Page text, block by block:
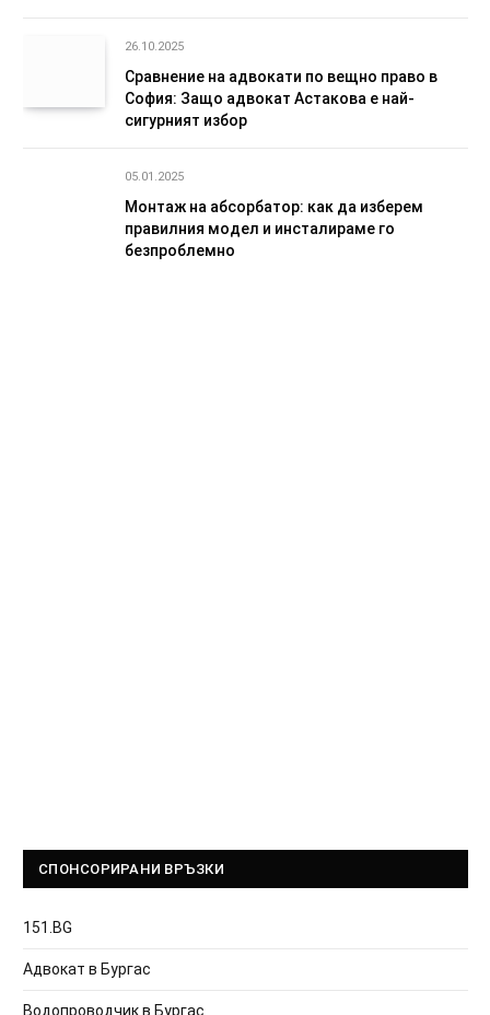
26.10.2025
Сравнение на адвокати по вещно право в
София: Защо адвокат Астакова е най-
сигурният избор
05.01.2025
Монтаж на абсорбатор: как да изберем
правилния модел и инсталираме го
безпроблемно
СПОНСОРИРАНИ ВРЪЗКИ
151.BG
Адвокат в Бургас
Водопроводчик в Бургас